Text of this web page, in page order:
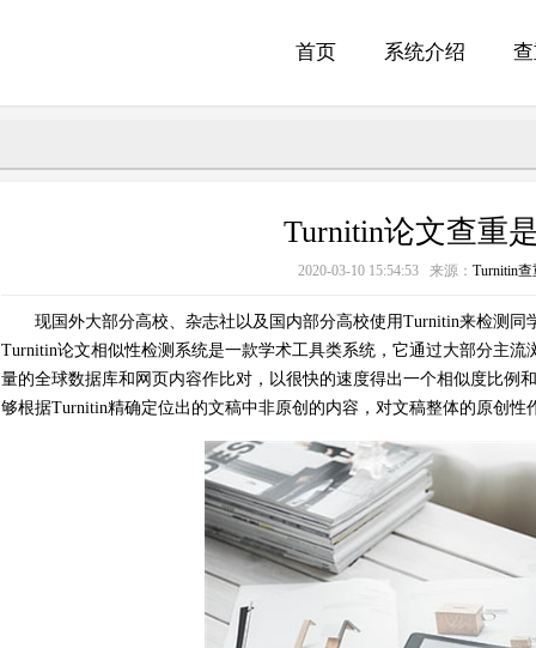
首页 系统介绍
Turnitin论文查重
2020-03-10 15:54:53 来源： Turnitin查
现国外大部分高校、杂志社以及国内部分高校使用Turnitin来检测同
Turnitin论文相似性检测系统是一款学术工具类系统，它通过大部分主
量的全球数据库和网页内容作比对，以很快的速度得出一个相似度比例
够根据Turnitin精确定位出的文稿中非原创的内容，对文稿整体的原创性